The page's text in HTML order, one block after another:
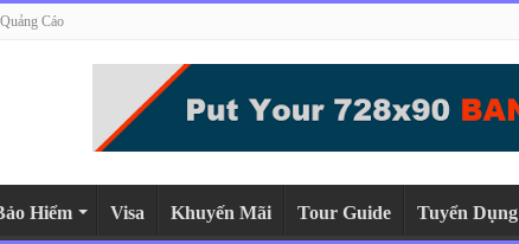
Quảng Cáo
Hiểm Visa Khuyến Mãi Tour Guide Tuyển Dụng